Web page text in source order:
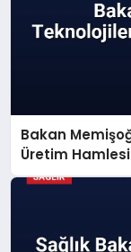
Bakan
Üretim